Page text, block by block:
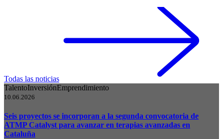
Todas las noticias
TalentoInversiónEmprendimiento
10.06.2026
Seis proyectos se incorporan a la segunda convocatoria de
ATMP Catalyst para avanzar en terapias avanzadas en
Cataluña